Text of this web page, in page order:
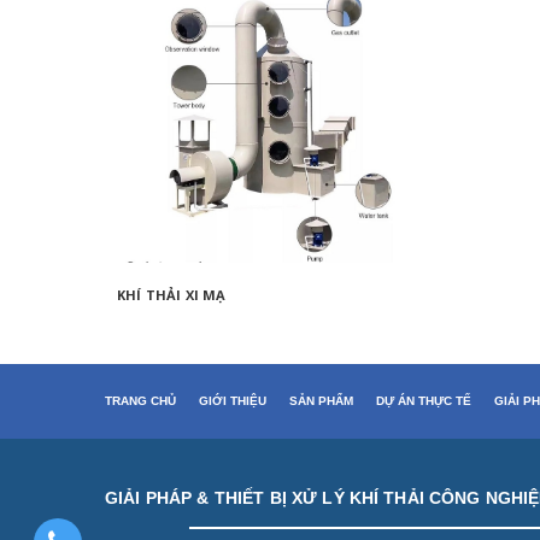
KHÍ THẢI XI MẠ
TRANG CHỦ GIỚI THIỆU SẢN PHẨM DỰ ÁN THỰC TẾ GIẢI
GIẢI PHÁP & THIẾT BỊ XỬ LÝ KHÍ THẢI CÔNG